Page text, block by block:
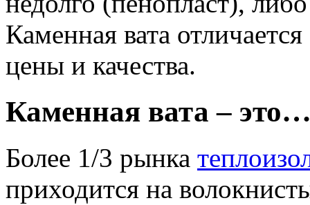
Каменная вата
цены и качества.
Каменная вата –
Более 1/3 рынка
приходится на